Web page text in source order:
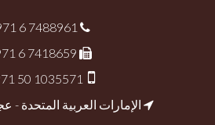
6 7488961
6 7418659
50 1035571
الإمارات العربية المتحدة -